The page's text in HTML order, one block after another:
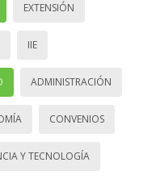
EXTENSIÓN
IIE
ADMINISTRACIÓN
CONVENIOS
Y TECNOLOGÍA